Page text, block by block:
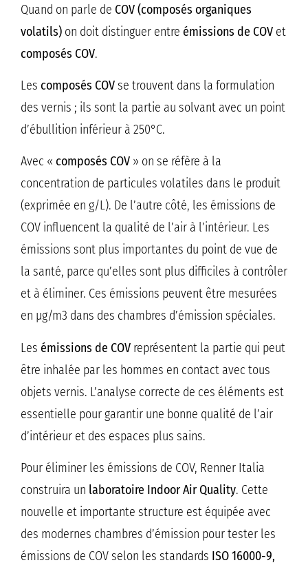
Quand on parle de COV (composés organiques
volatils) on doit distinguer entre émissions de COV et
composés COV.
Les composés COVse trouvent dans la formulation
des vernis ; ils sont la partie au solvant avec un point
d’ébullition inférieur à 250°C.
Avec « composés COV » on se réfère à la
concentration de particules volatiles dans le produit
(exprimée en g/L). De l’autre côté, les émissions de
COV influencent la qualité de l’air à l’intérieur. Les
émissions sont plus importantes du point de vue de
la santé, parce qu’elles sont plus difficiles à contrôler
et à éliminer. Ces émissions peuvent être mesurées
en μg/m3 dans des chambres d’émission spéciales.
Les émissions de COV représentent la partie qui peut
être inhalée par les hommes en contact avec tous
objets vernis. L’analyse correcte de ces éléments est
essentielle pour garantir une bonne qualité de l’air
d’intérieur et des espaces plus sains.
Pour éliminer les émissions de COV, Renner Italia
construira un laboratoire Indoor Air Quality. Cette
nouvelle et importante structure est équipée avec
des modernes chambres d’émission pour tester les
émissions de COV selon les standards ISO 16000-9,